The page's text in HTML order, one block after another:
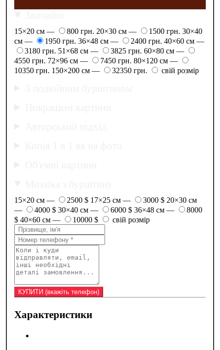
15×20 см — 800 грн. 20×30 см — 1500 грн. 30×40
см —
1950 грн. 36×48 см — 2400 грн. 40×60 см —
3180 грн. 51×68 см — 3825 грн. 60×80 см —
4550 грн. 72×96 см — 7450 грн. 80×120 см —
10350 грн. 150×200 см — 32350 грн. свій розмір
15×20 см — 2500 $ 17×25 см — 3000 $ 20×30 см
—
4000 $ 30×40 см — 6000 $ 36×48 см —
8000
$ 40×60 см — 10000 $ свій розмір
Характеристики